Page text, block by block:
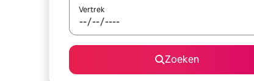
Vertrek
Zoeken